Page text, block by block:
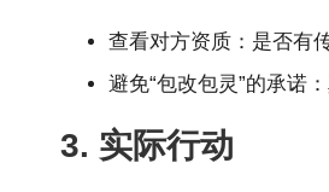
查看对方资质：是否有
避免“包改包灵”的承诺
3. 实际行动